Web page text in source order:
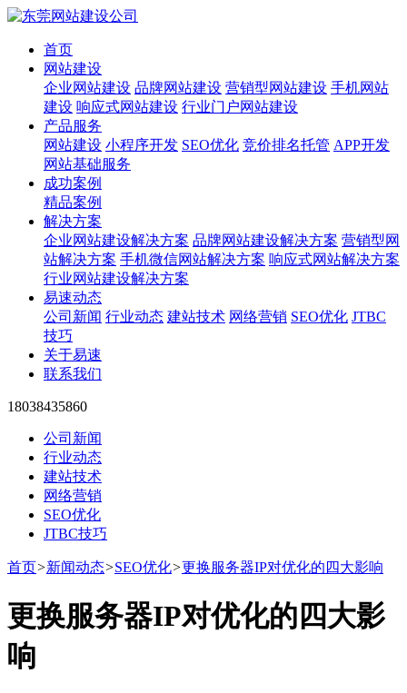
首页
网站建设
企业网站建设 品牌网站建设 营销型网站建设 手机网站
建设 响应式网站建设 行业门户网站建设
产品服务
网站建设 小程序开发 SEO优化 竞价排名托管 APP开发
网站基础服务
成功案例
精品案例
解决方案
企业网站建设解决方案 品牌网站建设解决方案 营销型网
站解决方案 手机微信网站解决方案 响应式网站解决方案
行业网站建设解决方案
易速动态
公司新闻 行业动态 建站技术 网络营销 SEO优化 JTBC
技巧
关于易速
联系我们
18038435860
公司新闻
行业动态
建站技术
网络营销
SEO优化
JTBC技巧
首页>新闻动态>SEO优化>更换服务器IP对优化的四大影响
更换服务器IP对优化的四大影
响